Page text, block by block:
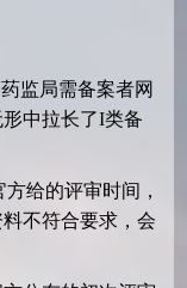
监局需备案者网
中拉长了I类备
给的评审时间，
不符合要求，会